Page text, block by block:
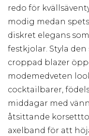
redo för
modig medan
diskret elegans
festkjolar. Styla
croppad blazer
modemedveten
cocktailbarer,
middagar med
åtsittande
axelband för att